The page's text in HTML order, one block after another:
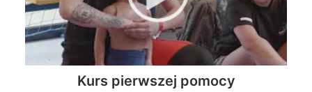
Kurs pierwszej pomocy